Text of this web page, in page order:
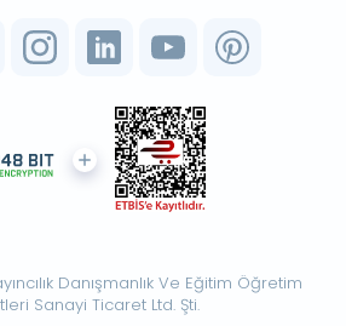
Danışmanlık Ve Eğitim Öğretim
Sanayi Ticaret Ltd. Şti.